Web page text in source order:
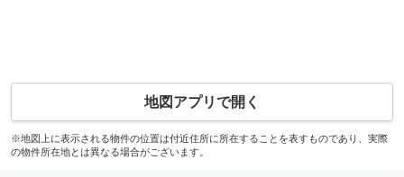
地図アプリで開く
※地図上に表示される物件の位置は付近住所に所在することを表すものであり、実際
の物件所在地とは異なる場合がございます。